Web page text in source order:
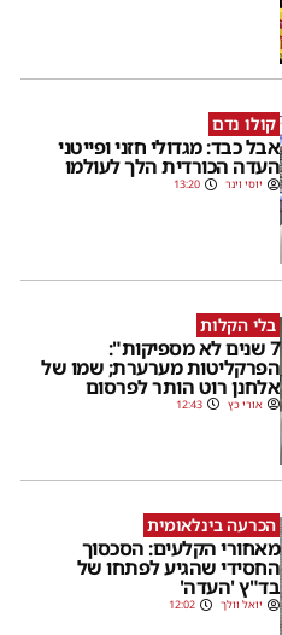
קולו נדם
אבל כבד: מגדולי חזני ופייטני
העדה הכורדית הלך לעולמו
יוסי וינר 13:20
בלי הקלות
7 שנים לא מספיקות":
הפרקליטות מערערת; שמו של
אלחנן רוט הותר לפרסום
אורי כץ 12:43
הכרעה בינלאומית
מאחורי הקלעים: הסכסוך
החסידי שהגיע לפתחו של
בד"ץ 'העדה'
יואל וולך 12:02